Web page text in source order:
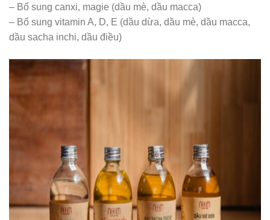
– Bổ sung canxi, magie (dầu mè, dầu macca)
– Bổ sung vitamin A, D, E (dầu dừa, dầu mè, dầu macca,
dầu sacha inchi, dầu điều)